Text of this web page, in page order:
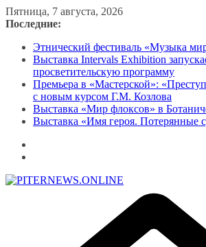
Перейти
к
Пятница, 7 августа, 2026
Последние:
Этнический фестиваль «Музыка
Выставка Intervals Exhibition
просветительскую программу
Премьера в «Мастерской»:
с новым курсом Г.М. Козлова
Выставка «Мир флоксов» в
Выставка «Имя героя. Потерянные